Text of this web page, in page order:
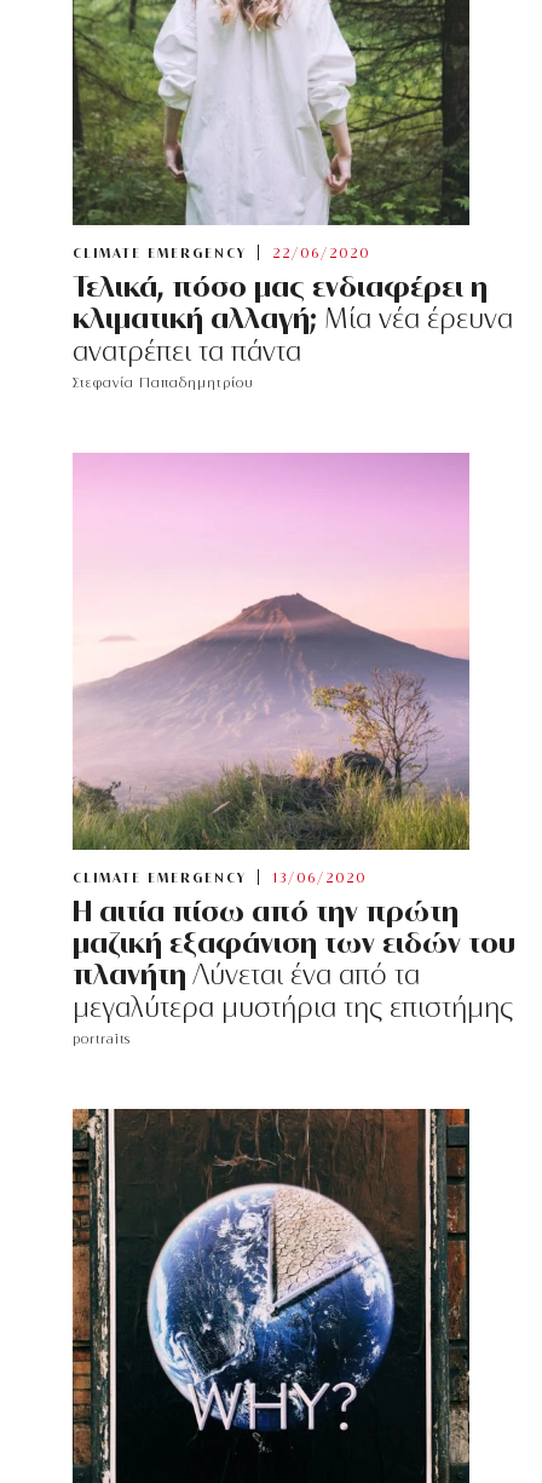
CLIMATE EMERGENCY 22/06/2020
Τελικά, πόσο μας ενδιαφέρει η
κλιματική αλλαγή; Μία νέα έρευνα
ανατρέπει τα πάντα
Στεφανία Παπαδημητρίου
CLIMATE EMERGENCY 13/06/2020
Η αιτία πίσω από την πρώτη
μαζική εξαφάνιση των ειδών του
πλανήτη Λύνεται ένα από τα
μεγαλύτερα μυστήρια της επιστήμης
portraits